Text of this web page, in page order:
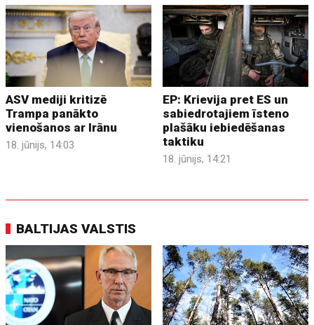
ASV mediji kritizē
Trampa panākto
vienošanos ar Irānu
18. jūnijs, 14:03
EP: Krievija pret ES un
sabiedrotajiem īsteno
plašāku iebiedēšanas
taktiku
18. jūnijs, 14:21
BALTIJAS VALSTIS